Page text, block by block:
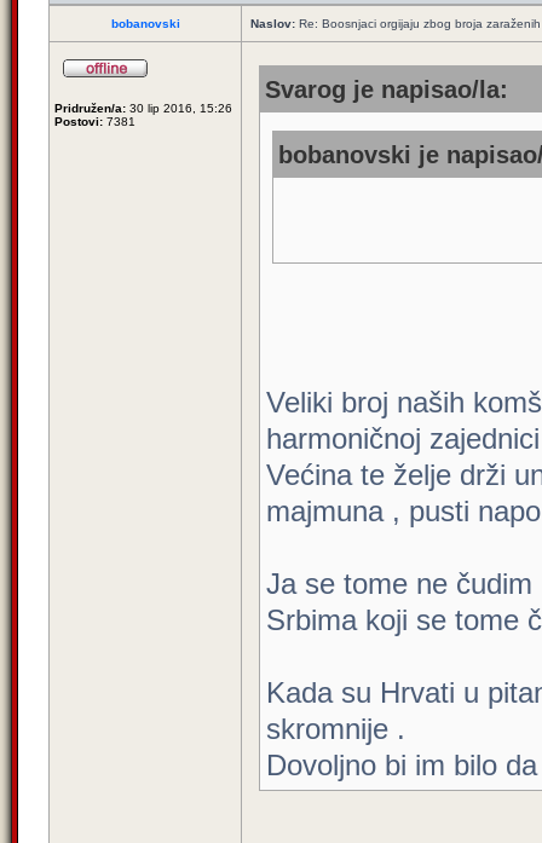
bobanovski Naslov: Re: Boosnjaci orgijaju zbog broja
Pridružen/a: 30 lip 2016, 15:26
Postovi: 7381
Svarog je napisao/la:
bobanovski je
Veliki broj naših
harmoničnoj
Većina te želje drži
majmuna , pusti
Ja se tome ne
Srbima koji se tome
Kada su Hrvati u
skromnije .
Dovoljno bi im bilo